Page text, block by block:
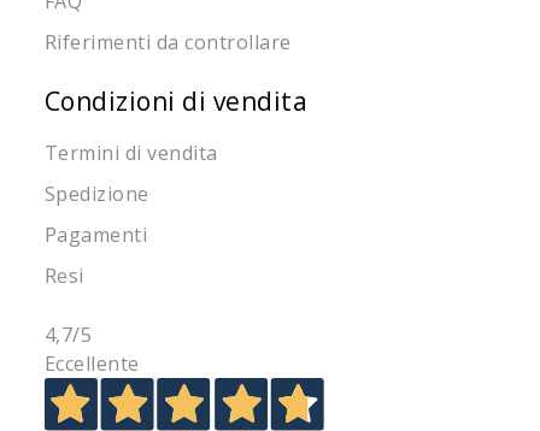
Riferimenti da controllare
Condizioni di vendita
Termini di vendita
Spedizione
Pagamenti
Resi
4,7/5
Eccellente